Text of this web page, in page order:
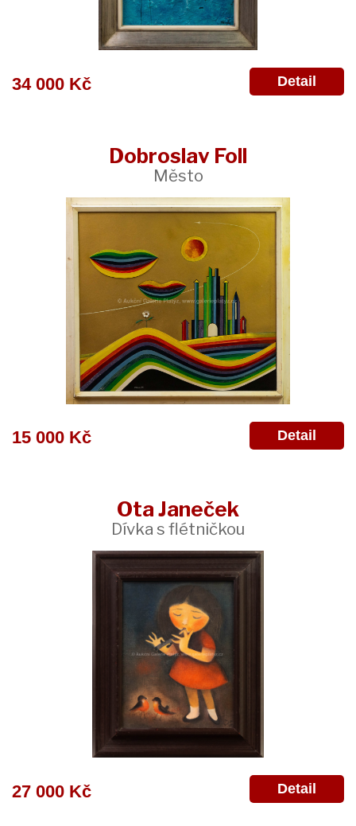
34 000 Kč Detail
Dobroslav Foll
Město
15 000 Kč Detail
Ota Janeček
Dívka s flétničkou
27 000 Kč Detail